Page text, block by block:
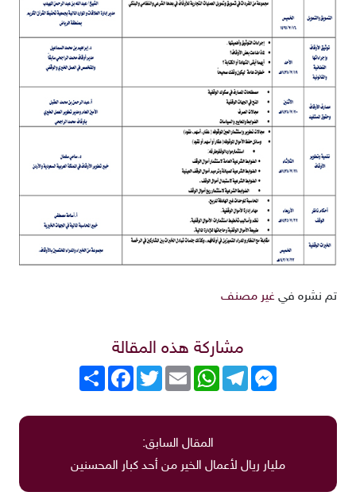
تم نشره في غير مصنف
مشاركة هذه المقالة
انشر
FacebookTwitterEmail
WhatsAppTelegram
Messenger
المقال السابق:
مليار ريال لأعمال الخير من أحد كبار المحسنين